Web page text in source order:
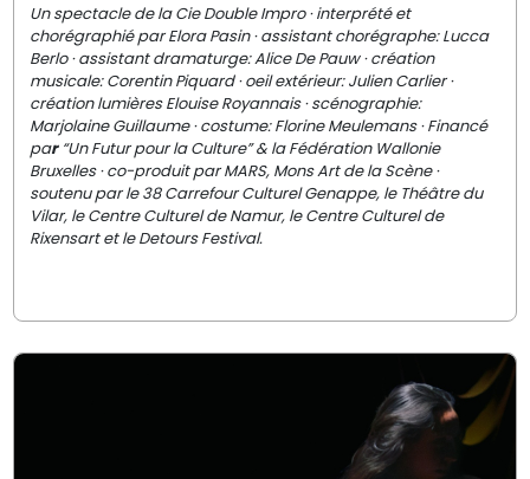
Un spectacle de la Cie Double Impro · interprété et
chorégraphié par Elora Pasin · assistant chorégraphe: Lucca
Berlo · assistant dramaturge: Alice De Pauw · création
musicale: Corentin Piquard · oeil extérieur: Julien Carlier ·
création lumières Elouise Royannais · scénographie:
Marjolaine Guillaume · costume: Florine Meulemans · Financé
par “Un Futur pour la Culture” & la Fédération Wallonie
Bruxelles · co-produit par MARS, Mons Art de la Scène ·
soutenu par le 38 Carrefour Culturel Genappe, le Théâtre du
Vilar, le Centre Culturel de Namur, le Centre Culturel de
Rixensart et le Detours Festival.